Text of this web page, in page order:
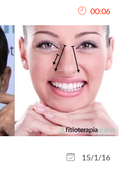
00:06
15/1/16